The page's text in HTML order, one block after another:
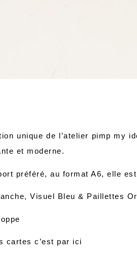
unique de l’atelier pimp my
et moderne.
préféré, au format A6, elle
Visuel Bleu & Paillettes Or
cartes c’est par ici